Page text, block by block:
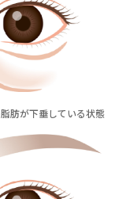
肪が下垂している状態